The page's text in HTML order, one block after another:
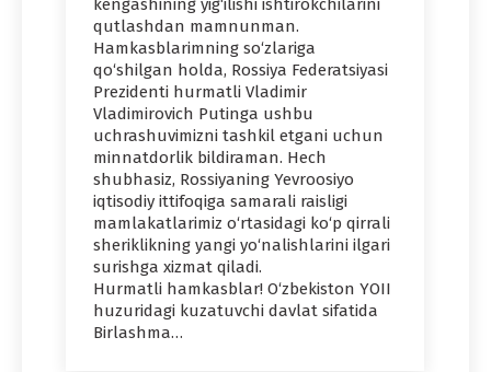
kengashining yig‘ilishi ishtirokchilarini
qutlashdan mamnunman.
Hamkasblarimning so‘zlariga
qo‘shilgan holda, Rossiya Federatsiyasi
Prezidenti hurmatli Vladimir
Vladimirovich Putinga ushbu
uchrashuvimizni tashkil etgani uchun
minnatdorlik bildiraman. Hech
shubhasiz, Rossiyaning Yevroosiyo
iqtisodiy ittifoqiga samarali raisligi
mamlakatlarimiz o‘rtasidagi ko‘p qirrali
sheriklikning yangi yo‘nalishlarini ilgari
surishga xizmat qiladi.
Hurmatli hamkasblar! O‘zbekiston YOII
huzuridagi kuzatuvchi davlat sifatida
Birlashma…